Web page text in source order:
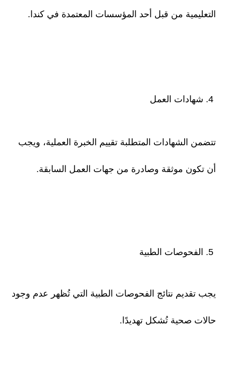
التعليمية من قبل أحد المؤسسات المعتمدة في كندا.
تتضمن الشهادات المتطلبة تقييم الخبرة العملية، ويجب
أن تكون موثقة وصادرة من جهات العمل السابقة.
يجب تقديم نتائج الفحوصات الطبية التي تُظهر عدم وجود
حالات صحية تُشكل تهديدًا.